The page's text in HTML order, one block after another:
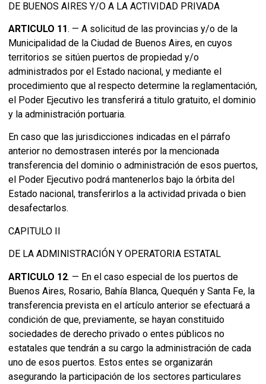
DE BUENOS AIRES Y/O A LA ACTIVIDAD PRIVADA
ARTICULO 11. — A solicitud de las provincias y/o de la
Municipalidad de la Ciudad de Buenos Aires, en cuyos
territorios se sitúen puertos de propiedad y/o
administrados por el Estado nacional, y mediante el
procedimiento que al respecto determine la reglamentación,
el Poder Ejecutivo les transferirá a titulo gratuito, el dominio
y la administración portuaria.
En caso que las jurisdicciones indicadas en el párrafo
anterior no demostrasen interés por la mencionada
transferencia del dominio o administración de esos puertos,
el Poder Ejecutivo podrá mantenerlos bajo la órbita del
Estado nacional, transferirlos a la actividad privada o bien
desafectarlos.
CAPITULO II
DE LA ADMINISTRACIÓN Y OPERATORIA ESTATAL
ARTICULO 12. — En el caso especial de los puertos de
Buenos Aires, Rosario, Bahía Blanca, Quequén y Santa Fe, la
transferencia prevista en el artículo anterior se efectuará a
condición de que, previamente, se hayan constituido
sociedades de derecho privado o entes públicos no
estatales que tendrán a su cargo la administración de cada
uno de esos puertos. Estos entes se organizarán
asegurando la participación de los sectores particulares